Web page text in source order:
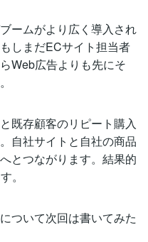
ームがより広く導入され
しまだECサイト担当者
Web広告よりも先にそ
既存顧客のリピート購入
自社サイトと自社の商品
とつながります。結果的
。
ついて次回は書いてみた